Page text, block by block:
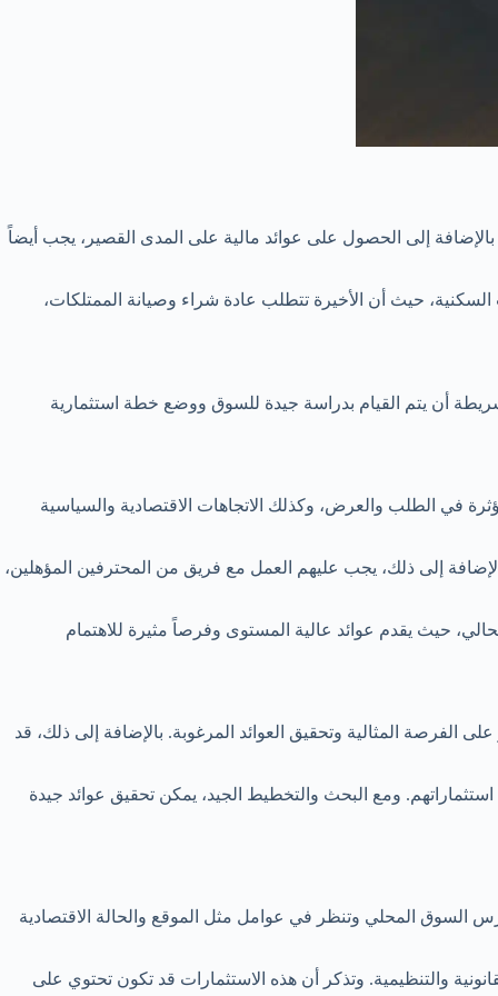
بالإضافة إلى الحصول على عوائد مالية على المدى القصير، يجب أيضاً
حيث أن الأخيرة تتطلب عادة شراء وصيانة الممتلكات،
أن يتم القيام بدراسة جيدة للسوق ووضع خطة استثمارية
في الطلب والعرض، وكذلك الاتجاهات الاقتصادية والسياسية
إلى ذلك، يجب عليهم العمل مع فريق من المحترفين المؤهلين،
حيث يقدم عوائد عالية المستوى وفرصاً مثيرة للاهتمام
المثالية وتحقيق العوائد المرغوبة. بالإضافة إلى ذلك، قد
ومع البحث والتخطيط الجيد، يمكن تحقيق عوائد جيدة
السوق المحلي وتنظر في عوامل مثل الموقع والحالة الاقتصادية
والتنظيمية. وتذكر أن هذه الاستثمارات قد تكون تحتوي على